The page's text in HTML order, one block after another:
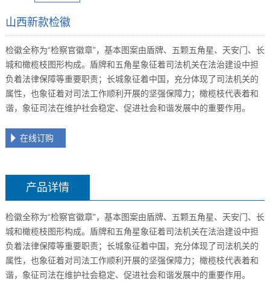
山西新款检徽
检徽全称为“检察官徽章”，基本图案由盾牌、五颗五角星、天安门、长
城和橄榄枝图形构成。盾牌和五角星象征着司法机关在法治建设中担
负着法律保障等重要职责；长城象征着中国，充分体现了司法机关的
属性，也象征着对司法工作顺利开展的坚强保障力；橄榄枝代表着和
谐，象征司法在维护社会稳定、促进社会和谐发展中的重要作用。
在线订购
产品详情
检徽全称为“检察官徽章”，基本图案由盾牌、五颗五角星、天安门、长
城和橄榄枝图形构成。盾牌和五角星象征着司法机关在法治建设中担
负着法律保障等重要职责；长城象征着中国，充分体现了司法机关的
属性，也象征着对司法工作顺利开展的坚强保障力；橄榄枝代表着和
谐，象征司法在维护社会稳定、促进社会和谐发展中的重要作用。